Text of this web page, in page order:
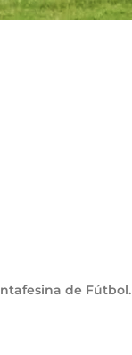
de Fútbol.